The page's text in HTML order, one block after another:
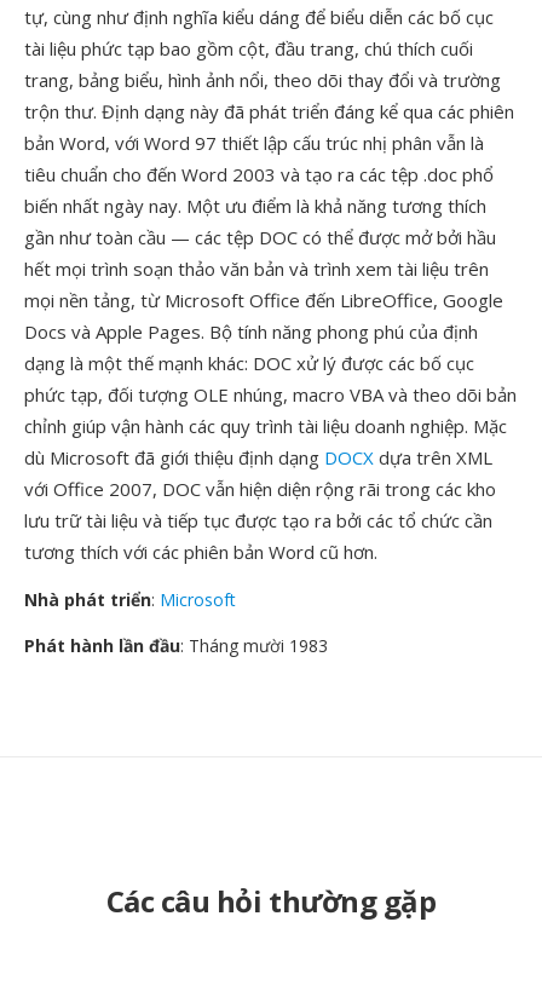
tự, cùng như định nghĩa kiểu dáng để biểu diễn các bố cục
tài liệu phức tạp bao gồm cột, đầu trang, chú thích cuối
trang, bảng biểu, hình ảnh nổi, theo dõi thay đổi và trường
trộn thư. Định dạng này đã phát triển đáng kể qua các phiên
bản Word, với Word 97 thiết lập cấu trúc nhị phân vẫn là
tiêu chuẩn cho đến Word 2003 và tạo ra các tệp .doc phổ
biến nhất ngày nay. Một ưu điểm là khả năng tương thích
gần như toàn cầu — các tệp DOC có thể được mở bởi hầu
hết mọi trình soạn thảo văn bản và trình xem tài liệu trên
mọi nền tảng, từ Microsoft Office đến LibreOffice, Google
Docs và Apple Pages. Bộ tính năng phong phú của định
dạng là một thế mạnh khác: DOC xử lý được các bố cục
phức tạp, đối tượng OLE nhúng, macro VBA và theo dõi bản
chỉnh giúp vận hành các quy trình tài liệu doanh nghiệp. Mặc
dù Microsoft đã giới thiệu định dạng DOCX dựa trên XML
với Office 2007, DOC vẫn hiện diện rộng rãi trong các kho
lưu trữ tài liệu và tiếp tục được tạo ra bởi các tổ chức cần
tương thích với các phiên bản Word cũ hơn.
Nhà phát triển: Microsoft
Phát hành lần đầu: Tháng mười 1983
Các câu hỏi thường gặp